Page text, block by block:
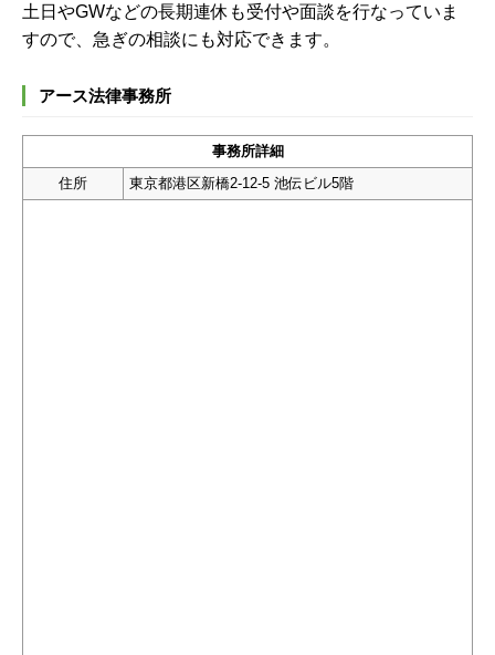
土日やGWなどの長期連休も受付や面談を行なっていま
すので、急ぎの相談にも対応できます。
アース法律事務所
事務所詳細
住所
東京都港区新橋2-12-5 池伝ビル5階